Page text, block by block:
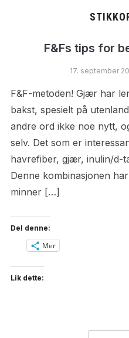
F&Fs tips for
17. september
F&F-metoden! Gjær har
bakst, spesielt på
andre ord ikke noe nytt,
selv. Det som er
havrefiber, gjær, inulin/d-
Denne kombinasjonen
minner […]
Del denne:
Mer
Lik dette: